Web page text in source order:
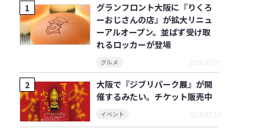
グランフロント大阪に『りくろ
ーおじさんの店』が拡大リニュ
ーアルオープン。並ばず受け取
れるロッカーが登場
グルメ 2026.07.09
大阪で『ジブリパーク展』が開
催するみたい。チケット販売中
イベント 2026.07.14